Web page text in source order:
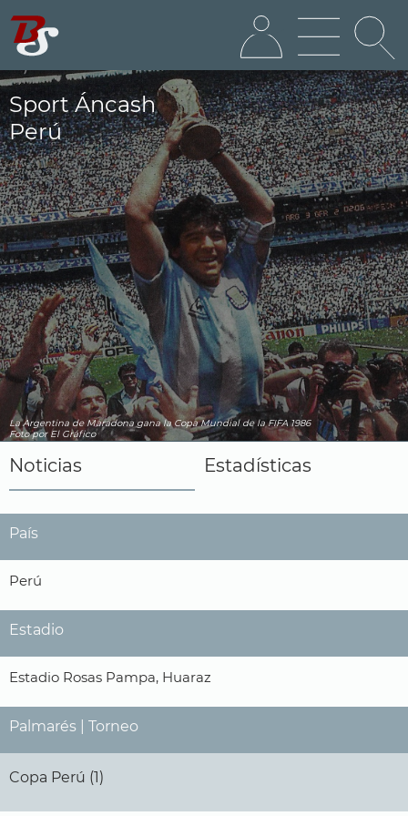
Sport Áncash
Perú
La Argentina de Maradona gana la Copa Mundial de la FIFA 1986
Foto por El Gráfico
Noticias Estadísticas
País
Perú
Estadio
Estadio Rosas Pampa, Huaraz
Palmarés | Torneo
Copa Perú (1)